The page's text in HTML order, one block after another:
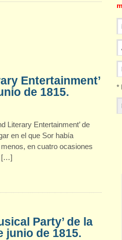
Entertainment’
de 1815.
Literary Entertainment’ de
en el que Sor había
en cuatro ocasiones
[…]
Party’ de la
junio de 1815.
*